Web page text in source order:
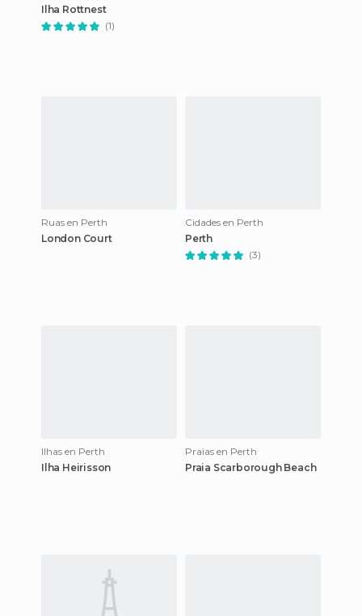
Ilha Rottnest
(1)
Ruas en Perth
London Court
Cidades en Perth
Perth
(3)
Ilhas en Perth
Ilha Heirisson
Praias en Perth
Praia Scarborough Beach